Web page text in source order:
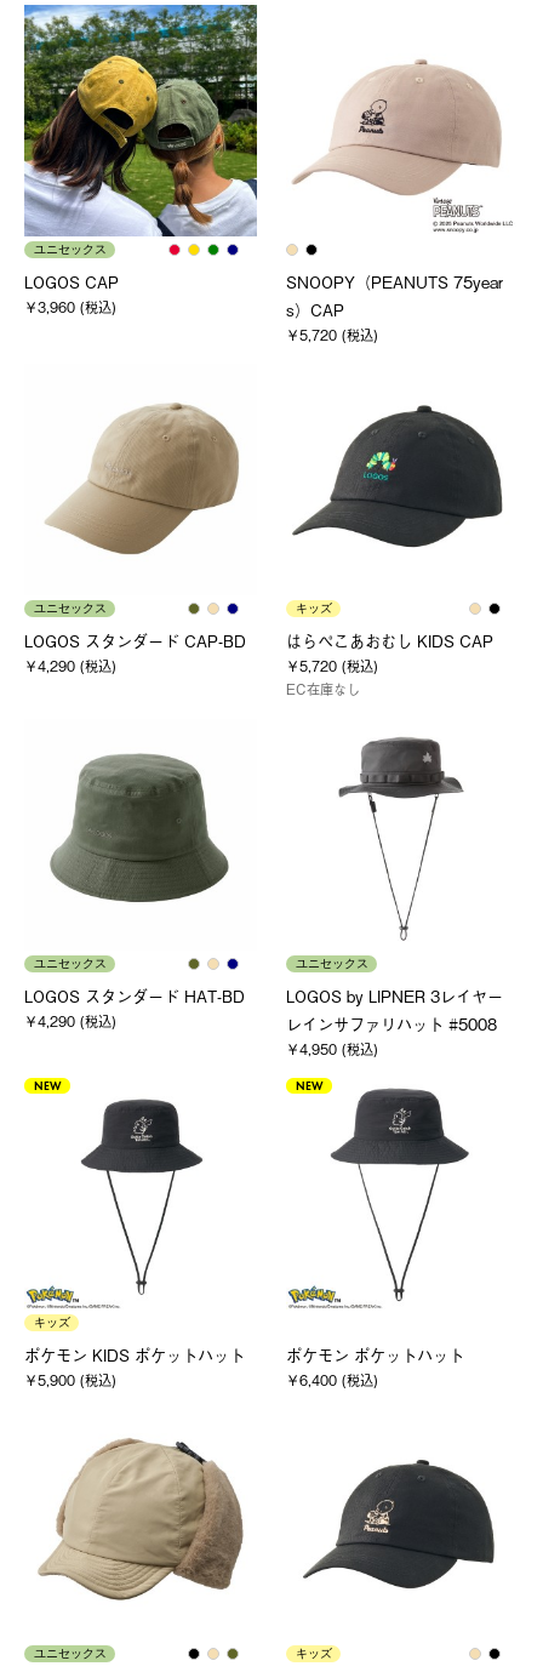
ユニセックス
LOGOS CAP
￥3,960 (税込)
SNOOPY（PEANUTS 75year
s）CAP
￥5,720 (税込)
ユニセックス
LOGOS スタンダード CAP-BD
￥4,290 (税込)
キッズ
はらぺこあおむし KIDS CAP
￥5,720 (税込)
EC在庫なし
ユニセックス
LOGOS スタンダード HAT-BD
￥4,290 (税込)
ユニセックス
LOGOS by LIPNER 3レイヤー
レインサファリハット #5008
￥4,950 (税込)
NEW
キッズ
ポケモン KIDS ポケットハット
￥5,900 (税込)
NEW
ポケモン ポケットハット
￥6,400 (税込)
ユニセックス キッズ